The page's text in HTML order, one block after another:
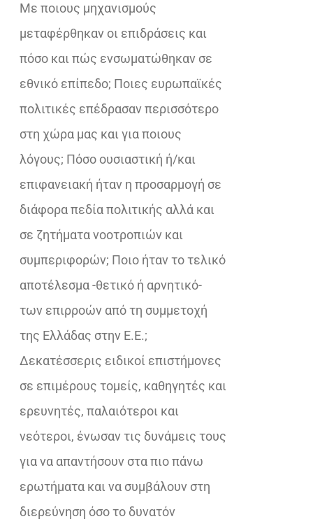
Με ποιους μηχανισμούς
μεταφέρθηκαν οι επιδράσεις και
πόσο και πώς ενσωματώθηκαν σε
εθνικό επίπεδο; Ποιες ευρωπαϊκές
πολιτικές επέδρασαν περισσότερο
στη χώρα μας και για ποιους
λόγους; Πόσο ουσιαστική ή/και
επιφανειακή ήταν η προσαρμογή σε
διάφορα πεδία πολιτικής αλλά και
σε ζητήματα νοοτροπιών και
συμπεριφορών; Ποιο ήταν το τελικό
αποτέλεσμα -θετικό ή αρνητικό-
των επιρροών από τη συμμετοχή
της Ελλάδας στην Ε.Ε.;
Δεκατέσσερις ειδικοί επιστήμονες
σε επιμέρους τομείς, καθηγητές και
ερευνητές, παλαιότεροι και
νεότεροι, ένωσαν τις δυνάμεις τους
για να απαντήσουν στα πιο πάνω
ερωτήματα και να συμβάλουν στη
διερεύνηση όσο το δυνατόν